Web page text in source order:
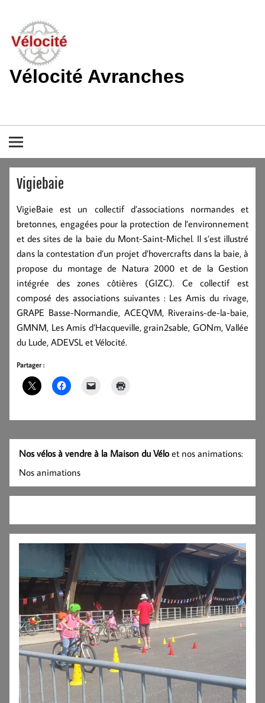
content
Vélocité Avranches
Vigiebaie
VigieBaie est un collectif d’associations normandes et
bretonnes, engagées pour la protection de l’environnement
et des sites de la baie du Mont-Saint-Michel. Il s’est illustré
dans la contestation d’un projet d’hovercrafts dans la baie, à
propose du montage de Natura 2000 et de la Gestion
intégrée des zones côtières (GIZC). Ce collectif est
composé des associations suivantes : Les Amis du rivage,
GRAPE Basse-Normandie, ACEQVM, Riverains-de-la-baie,
GMNM, Les Amis d’Hacqueville, grain2sable, GONm, Vallée
du Lude, ADEVSL et Vélocité.
Partager :
Nos vélos à vendre à la Maison du Véloet nos animations:
Nos animations